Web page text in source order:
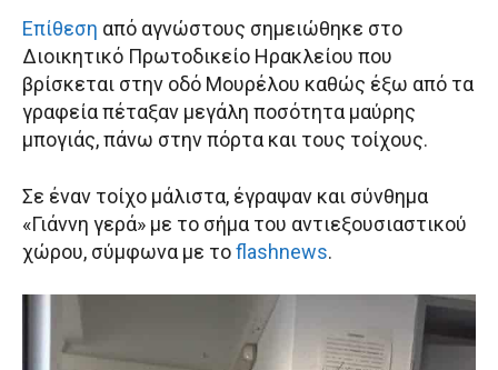
Επίθεση από αγνώστους σημειώθηκε στο
Διοικητικό Πρωτοδικείο Ηρακλείου που
βρίσκεται στην οδό Μουρέλου καθώς έξω από τα
γραφεία πέταξαν μεγάλη ποσότητα μαύρης
μπογιάς, πάνω στην πόρτα και τους τοίχους.
Σε έναν τοίχο μάλιστα, έγραψαν και σύνθημα
«Γιάννη γερά» με το σήμα του αντιεξουσιαστικού
χώρου, σύμφωνα με τοflashnews.